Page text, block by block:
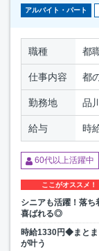
アルバイト・パート
職種 都
仕事内容 都
勤務地 品
給与 時
60代以上活躍中
ここがオススメ！
シニアも活躍！落ち
喜ばれる◎
時給1330円◆まとま
が叶う